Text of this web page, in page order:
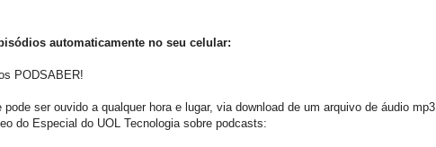
automaticamente no seu celular:
PODSABER!
ser ouvido a qualquer hora e lugar, via download de um arquivo de áudio mp3
do Especial do UOL Tecnologia sobre podcasts: